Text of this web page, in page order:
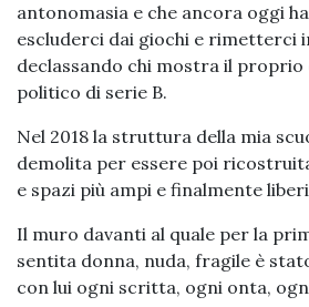
antonomasia e che ancora oggi
escluderci dai giochi e rimetterci
declassando chi mostra il proprio
politico di serie B.
Nel 2018 la struttura della mia
demolita per essere poi
e spazi più ampi e finalmente
Il muro davanti al quale per la
sentita donna, nuda, fragile è
con lui ogni scritta, ogni onta,